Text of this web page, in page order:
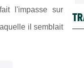
l'impasse sur
il semblait